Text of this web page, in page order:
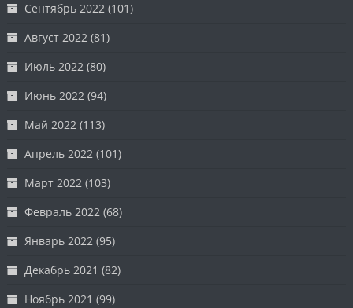
Сентябрь 2022 (101)
Август 2022 (81)
Июль 2022 (80)
Июнь 2022 (94)
Май 2022 (113)
Апрель 2022 (101)
Март 2022 (103)
Февраль 2022 (68)
Январь 2022 (95)
Декабрь 2021 (82)
Ноябрь 2021 (99)